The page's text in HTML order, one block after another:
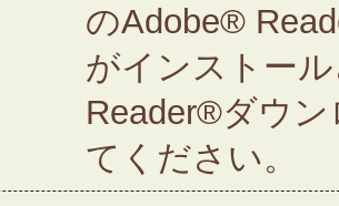
のAdobe®
がインストー
Reader®ダウ
てください。